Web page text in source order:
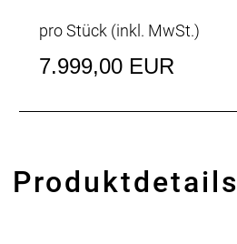
pro Stück (inkl. MwSt.)
7.999,00 EUR
Produktdetails